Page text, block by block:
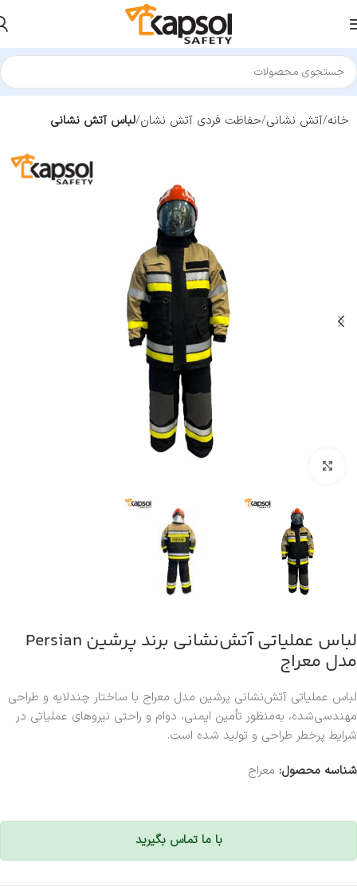
خانه آتش نشانی حفاظت فردی آتش نشان لباس آتش نشانی
لباس عملیاتی آتش‌نشانی برند پرشین Persian
مدل معراج
لباس عملیاتی آتش‌نشانی پرشین مدل معراج با ساختار چندلایه و طراحی
مهندسی‌شده، به‌منظور تأمین ایمنی، دوام و راحتی نیروهای عملیاتی در
شرایط پرخطر طراحی و تولید شده است.
شناسه محصول: معراج
با ما تماس بگیرید